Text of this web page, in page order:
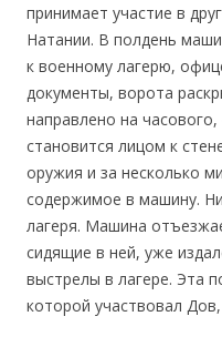
принимает участие в
Натании. В полдень
к военному лагерю,
документы, ворота
направлено на
становится лицом к
оружия и за несколько
содержимое в машину.
лагеря. Машина
сидящие в ней, уже
выстрелы в лагере. Эта
которой участвовал